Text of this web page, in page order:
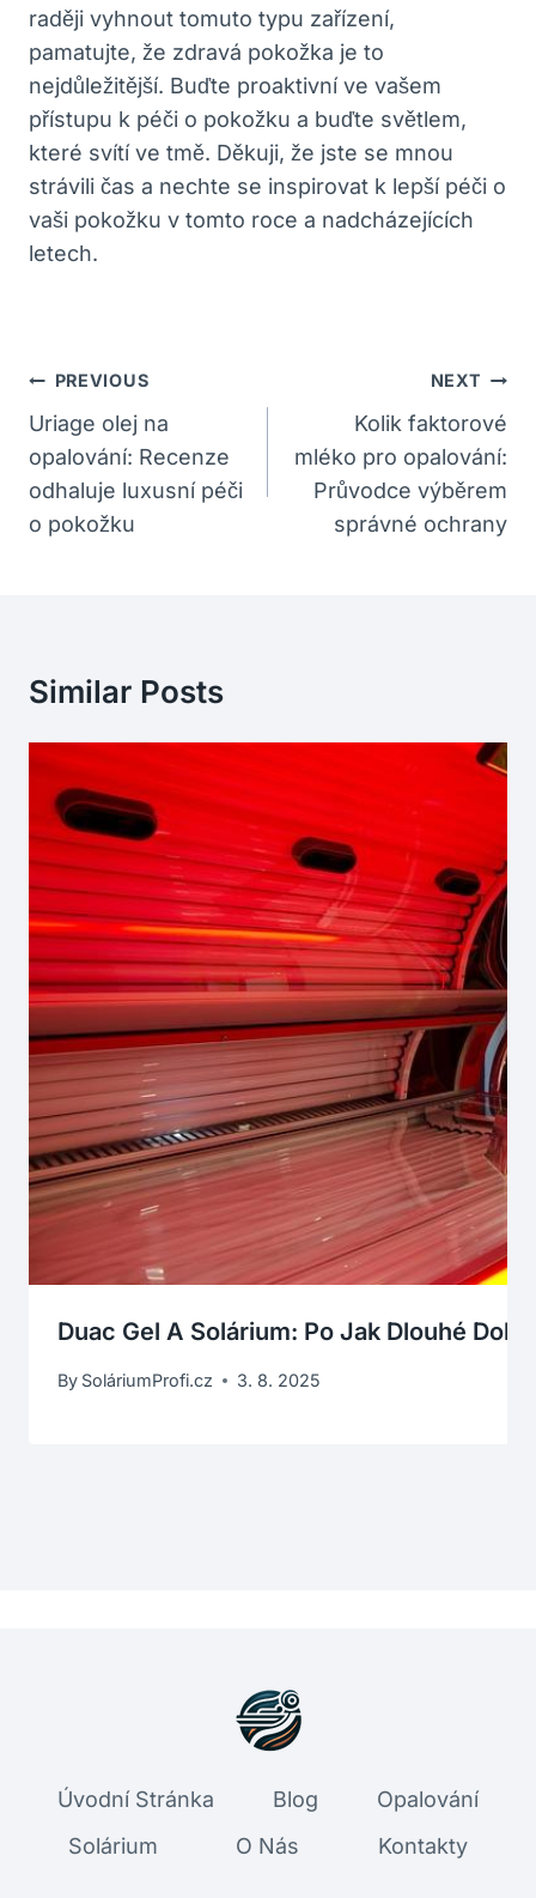
raději vyhnout tomuto typu zařízení,
pamatujte, že zdravá pokožka je to
nejdůležitější. Buďte proaktivní ve vašem
přístupu k péči o pokožku a buďte světlem,
které svítí ve tmě. Děkuji, že jste se mnou
strávili čas a nechte se inspirovat k lepší péči o
vaši pokožku v tomto roce a nadcházejících
letech.
Navigace
Pro
Příspěvek
PREVIOUS
Uriage olej na
opalování: Recenze
odhaluje luxusní péči
o pokožku
NEXT
Kolik faktorové
mléko pro opalování:
Průvodce výběrem
správné ochrany
Similar Posts
Duac Gel A Solárium: Po Jak Dlouhé
By SoláriumProfi.cz 3. 8. 2025
Úvodní Stránka Blog
Opalování
Solárium
O Nás Kontakty